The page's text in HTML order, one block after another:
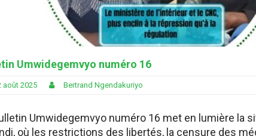
Umwidegemvyo numéro 16
août 2025 Bertrand Ngendakuriyo
Umwidegemvyo numéro 16 met en lumière la
où les restrictions des libertés, la censure des